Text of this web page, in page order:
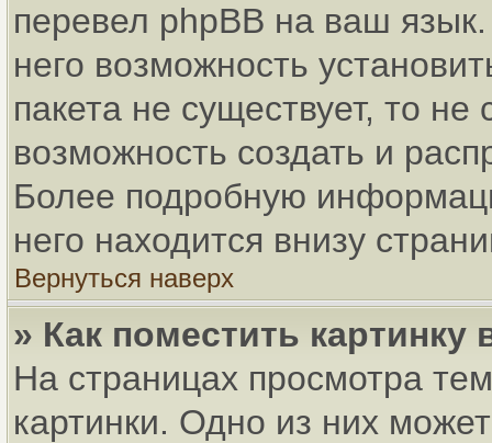
перевел phpBB на ваш
него возможность
пакета не существует, то
возможность создать и
Более подробную
него находится внизу
Вернуться наверх
» Как поместить
На страницах просмотра
картинки. Одно из них